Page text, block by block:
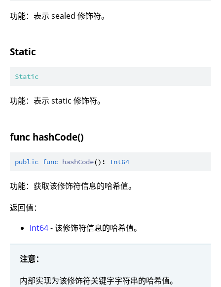
功能：表示 sealed 修饰符。
Static
Static
功能：表示 static 修饰符。
func hashCode()
public func hashCode(): Int64
功能：获取该修饰符信息的哈希值。
返回值：
Int64- 该修饰符信息的哈希值。
注意：
内部实现为该修饰符关键字字符串的哈希值。